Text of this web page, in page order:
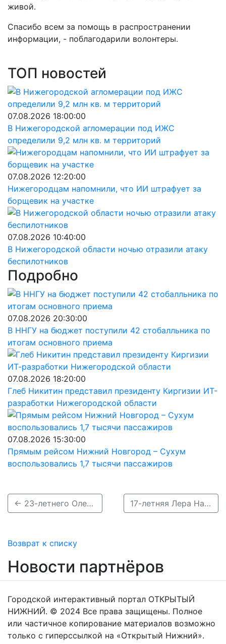
живой.
Спасибо всем за помощь в распространении
информации, - поблагодарили волонтеры.
ТОП новостей
07.08.2026 18:00:00
В Нижегородской агломерации под ИЖС
определили 9,2 млн кв. м территорий
07.08.2026 12:20:00
Нижегородцам напомнили, что ИИ штрафует за
борщевик на участке
07.08.2026 10:40:00
В Нижегородской области ночью отразили атаку
беспилотников
Подробно
07.08.2026 20:30:00
В ННГУ на бюджет поступили 42 стобалльника по
итогам основного приема
07.08.2026 18:20:00
Глеб Никитин представил президенту Киргизии ИТ-
разработки Нижегородской области
07.08.2026 15:30:00
Прямым рейсом Нижний Новгород – Сухум
воспользовались 1,7 тысячи пассажиров
← 23-летнего Олега Шагаева разыскивают в Нижнем Новгороде 17-летняя Лера Наместникова без вести пропала в Павлове →
Возврат к списку
Новости партнёров
Городской интерактивный портал ОТКРЫТЫЙ
НИЖНИЙ. © 2024 Все права защищены. Полное
или частичное копирование материалов возможно
только с гиперссылкой на «Открытый Нижний».